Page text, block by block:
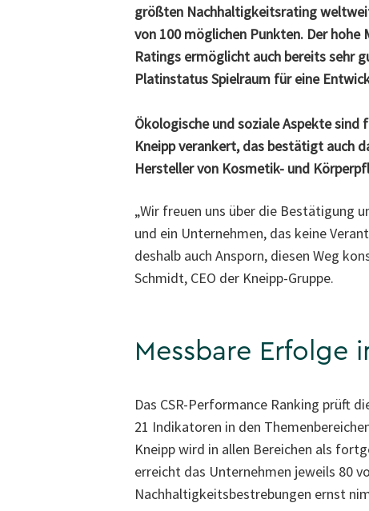
größten Nachhaltigkeitsrating
von 100 möglichen Punkten. Der hohe
Ratings ermöglicht auch bereits sehr
Platinstatus Spielraum für eine
Ökologische und soziale Aspekte sind
Kneipp verankert, das bestätigt auch
Hersteller von Kosmetik- und
„Wir freuen uns über die Bestätigung
und ein Unternehmen, das keine
deshalb auch Ansporn, diesen Weg
Schmidt, CEO der Kneipp-Gruppe.
Messbare Erfolge
Das CSR-Performance Ranking prüft
21 Indikatoren in den
Kneipp wird in allen Bereichen als
erreicht das Unternehmen jeweils 80
Nachhaltigkeitsbestrebungen ernst